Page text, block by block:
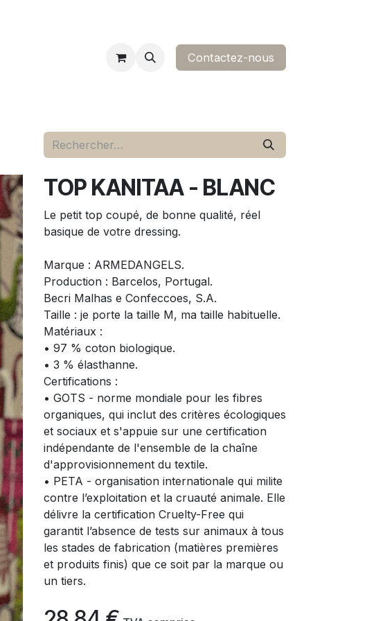
contact Contactez-nous​
TOP KANITAA - BLANC
Le petit top coupé, de bonne qualité, réel
basique de votre dressing.
Marque : ARMEDANGELS.
Production : Barcelos, Portugal.
Becri Malhas e Confeccoes, S.A.
Taille : je porte la taille M, ma taille habituelle.
Matériaux :
• 97 % coton biologique.
• 3 % élasthanne.
Certifications :
• GOTS - norme mondiale pour les fibres
organiques, qui inclut des critères écologiques
et sociaux et s'appuie sur une certification
indépendante de l'ensemble de la chaîne
d'approvisionnement du textile.
• PETA - organisation internationale qui milite
contre l’exploitation et la cruauté animale. Elle
délivre la certification Cruelty-Free qui
garantit l’absence de tests sur animaux à tous
les stades de fabrication (matières premières
et produits finis) que ce soit par la marque ou
un tiers.